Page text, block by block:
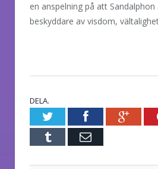
en anspelning på att Sandalphon
beskyddare av visdom,
DELA.
TwitterFacebook
Tumblr E-